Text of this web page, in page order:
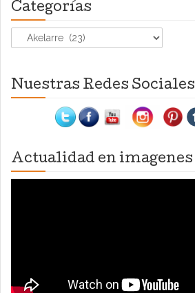
Categorías
Categorías
Nuestras Redes Sociales
Actualidad en imagenes